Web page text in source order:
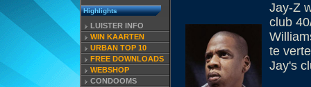
Highlights
LUISTER INFO
WIN KAARTEN
URBAN TOP 10
FREE DOWNLOADS
WEBSHOP
CONDOOMS
Jay-Z
club
te
Jay's